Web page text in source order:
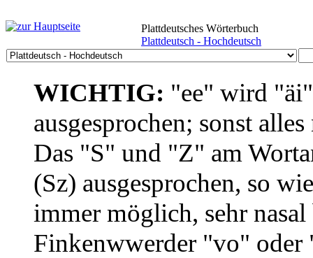
Plattdeutsches Wörterbuch
Plattdeutsch - Hochdeutsch
WICHTIG: "ee" wird
ausgesprochen; sonst
Das "S" und "Z" am
(Sz) ausgesprochen, so
immer möglich, sehr
Finkenwwerder "vo"